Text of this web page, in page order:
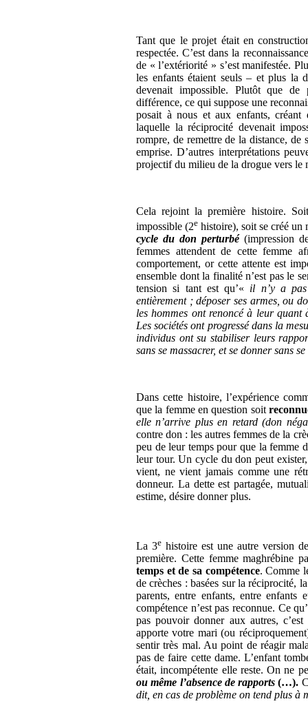
Tant que le projet était en
respectée. C’est dans la
de « l’extériorité » s’est manifestée.
les enfants étaient seuls – et plus la
devenait impossible. Plutôt que de
différence, ce qui suppose une
posait à nous et aux enfants, créant
laquelle la réciprocité devenait
rompre, de remettre de la distance, de
emprise. D’autres interprétations
projectif du milieu de la drogue vers le
Cela rejoint la première histoire.
impossible (2e histoire), soit se créé un
cycle du don perturbé (impression
femmes attendent de cette femme
comportement, or cette attente est
ensemble dont la finalité n’est pas le
tension si tant est qu’« il n’y a
entièrement ; déposer ses armes, ou
les hommes ont renoncé à leur
Les sociétés ont progressé dans la
individus ont su stabiliser leurs
sans se massacrer, et se donner sans
Dans cette histoire, l’expérience
que la femme en question soit
elle n’arrive plus en retard (don
contre don : les autres femmes de la
peu de leur temps pour que la femme
leur tour. Un cycle du don peut
vient, ne vient jamais comme une
donneur. La dette est partagée,
estime, désire donner plus.
La 3ehistoire est une autre version
première. Cette femme maghrébine
temps et de sa compétence. Comme
de crèches : basées sur la réciprocité,
parents, entre enfants, entre enfants
compétence n’est pas reconnue. Ce
pas pouvoir donner aux autres,
apporte votre mari (ou
sentir très mal. Au point de réagir
pas de faire cette dame. L’enfant
était, incompétente elle reste. On ne
ou même l’absence de rapports(…).
dit, en cas de problème on tend plus à